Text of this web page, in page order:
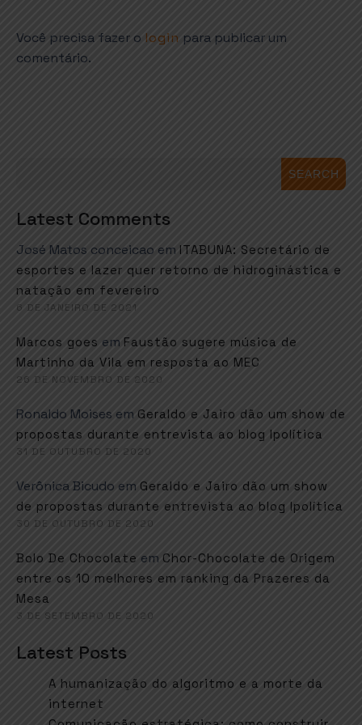
Você precisa fazer o login para publicar um
comentário.
SEARCH
Latest Comments
José Matos conceicao em ITABUNA: Secretário de
esportes e lazer quer retorno de hidroginástica e
natação em fevereiro
6 DE JANEIRO DE 2021
Marcos goes em Faustão sugere música de
Martinho da Vila em resposta ao MEC
26 DE NOVEMBRO DE 2020
Ronaldo Moises em Geraldo e Jairo dão um show de
propostas durante entrevista ao blog Ipolítica
31 DE OUTUBRO DE 2020
Verônica Bicudo em Geraldo e Jairo dão um show
de propostas durante entrevista ao blog Ipolítica
30 DE OUTUBRO DE 2020
Bolo De Chocolate em Chor-Chocolate de Origem
entre os 10 melhores em ranking da Prazeres da
Mesa
3 DE SETEMBRO DE 2020
Latest Posts
A humanização do algoritmo e a morte da
internet